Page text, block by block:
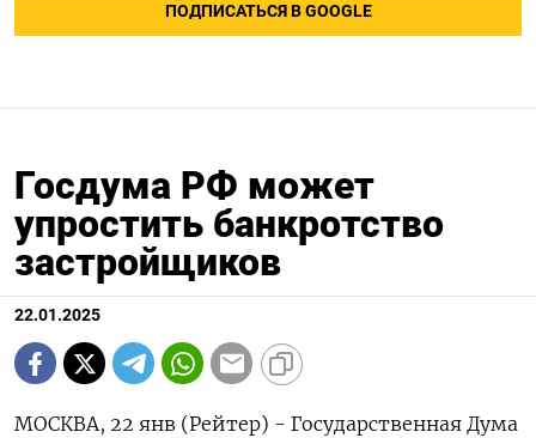
ПОДПИСАТЬСЯ В GOOGLE
Госдума РФ может
упростить банкротство
застройщиков
22.01.2025
МОСКВА, 22 янв (Рейтер) - Государственная Дума